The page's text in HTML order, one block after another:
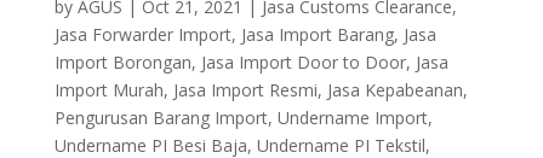
by AGUS | Oct 21, 2021 | Jasa Customs Clearance,
Jasa Forwarder Import, Jasa Import Barang, Jasa
Import Borongan, Jasa Import Door to Door, Jasa
Import Murah, Jasa Import Resmi, Jasa Kepabeanan,
Pengurusan Barang Import, Undername Import,
Undername PI Besi Baja, Undername PI Tekstil,